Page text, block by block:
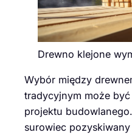
Drewno klejone
Wybór między
tradycyjnym może
projektu
surowiec